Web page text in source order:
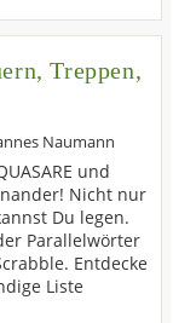
Treppen,
Naumann
und
Nicht nur
Du legen.
Parallelwörter
Entdecke
Liste